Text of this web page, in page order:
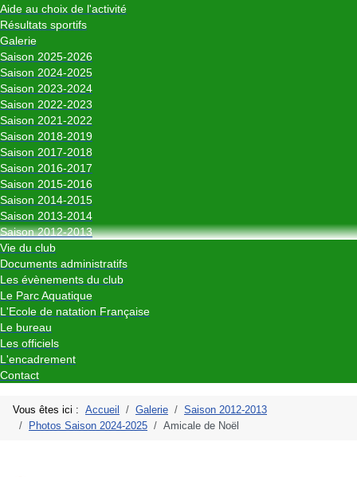
Aide au choix de l'activité
Résultats sportifs
Galerie
Saison 2025-2026
Saison 2024-2025
Saison 2023-2024
Saison 2022-2023
Saison 2021-2022
Saison 2018-2019
Saison 2017-2018
Saison 2016-2017
Saison 2015-2016
Saison 2014-2015
Saison 2013-2014
Saison 2012-2013
Vie du club
Documents administratifs
Les évènements du club
Le Parc Aquatique
L'Ecole de natation Française
Le bureau
Les officiels
L'encadrement
Contact
Vous êtes ici : Accueil Galerie
Saison 2012-2013
Photos Saison 2024-2025
Amicale de Noël